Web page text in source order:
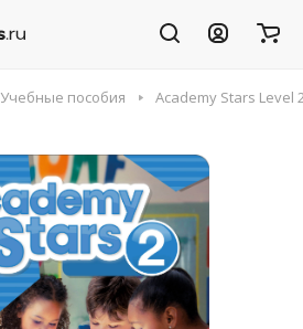
Учебные пособия Academy Stars Level